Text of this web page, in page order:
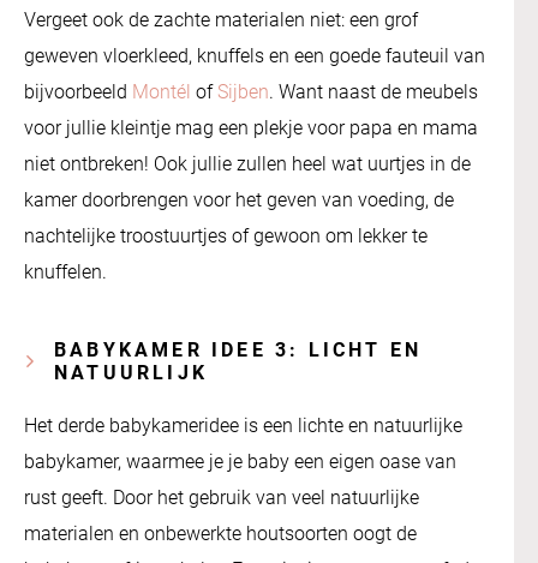
Vergeet ook de zachte materialen niet: een grof
geweven vloerkleed, knuffels en een goede fauteuil van
bijvoorbeeld Montél of Sijben. Want naast de meubels
voor jullie kleintje mag een plekje voor papa en mama
niet ontbreken! Ook jullie zullen heel wat uurtjes in de
kamer doorbrengen voor het geven van voeding, de
nachtelijke troostuurtjes of gewoon om lekker te
knuffelen.
BABYKAMER IDEE 3: LICHT EN
NATUURLIJK
Het derde babykameridee is een lichte en natuurlijke
babykamer, waarmee je je baby een eigen oase van
rust geeft. Door het gebruik van veel natuurlijke
materialen en onbewerkte houtsoorten oogt de